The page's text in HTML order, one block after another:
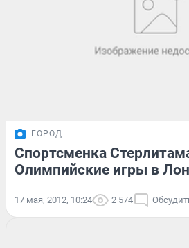
ГОРОД
Спортсменка
Олимпийские игры в
17 мая, 2012, 10:24 2 574